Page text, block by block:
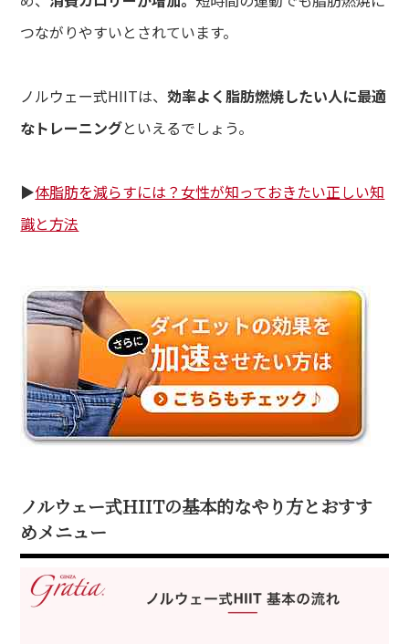
つながりやすいとされています。
ノルウェー式HIITは、効率よく脂肪燃焼したい人に最適
なトレーニングといえるでしょう。
▶︎体脂肪を減らすには？女性が知っておきたい正しい知
識と方法
ノルウェー式HIITの基本的なやり方とおすす
めメニュー